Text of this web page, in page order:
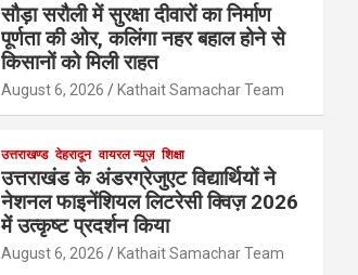
सौड़ा सरौली में सुरक्षा दीवारों का निर्माण
पूर्णता की ओर, कलिंगा नहर बहाल होने से
किसानों को मिली राहत
August 6, 2026 Kathait Samachar Team
उत्तराखण्ड देहरादून वायरल न्यूज़ शिक्षा
उत्तराखंड के अंडरग्रेजुएट विद्यार्थियों ने
नेशनल फाइनेंशियल लिटरेसी क्विज़ 2026
में उत्कृष्ट प्रदर्शन किया
August 6, 2026 Kathait Samachar Team